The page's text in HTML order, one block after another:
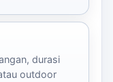
durasi
outdoor